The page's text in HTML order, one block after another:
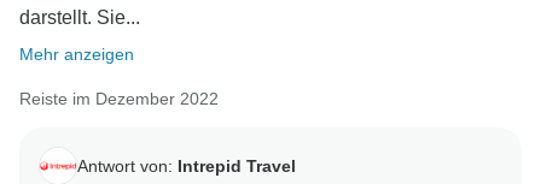
darstellt. Sie...
Mehr anzeigen
Reiste im Dezember 2022
Antwort von: Intrepid Travel